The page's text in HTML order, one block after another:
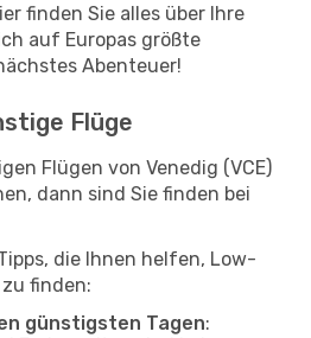
finden Sie alles über Ihre
auf Europas größte
Abenteuer!
Flüge
Flügen von Venedig (VCE)
dann sind Sie finden bei
die Ihnen helfen, Low-
finden:
günstigsten Tagen: